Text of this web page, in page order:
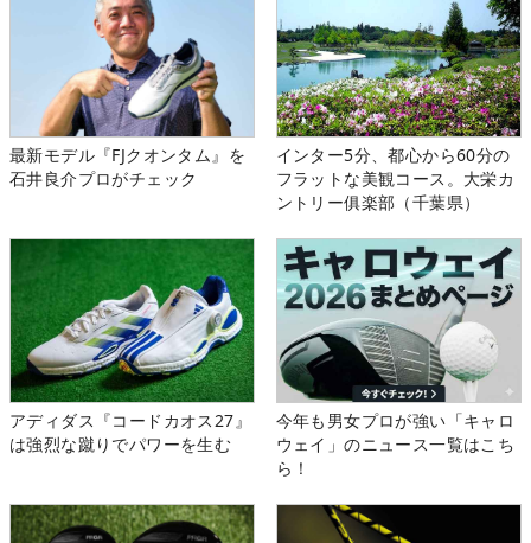
最新モデル『FJクオンタム』を
石井良介プロがチェック
インター5分、都心から60分の
フラットな美観コース。大栄カ
ントリー俱楽部（千葉県）
アディダス『コードカオス27』
は強烈な蹴りでパワーを生む
今年も男女プロが強い「キャロ
ウェイ」のニュース一覧はこち
ら！